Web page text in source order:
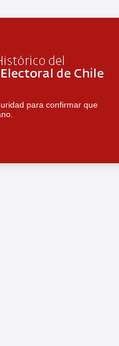
para confirmar que